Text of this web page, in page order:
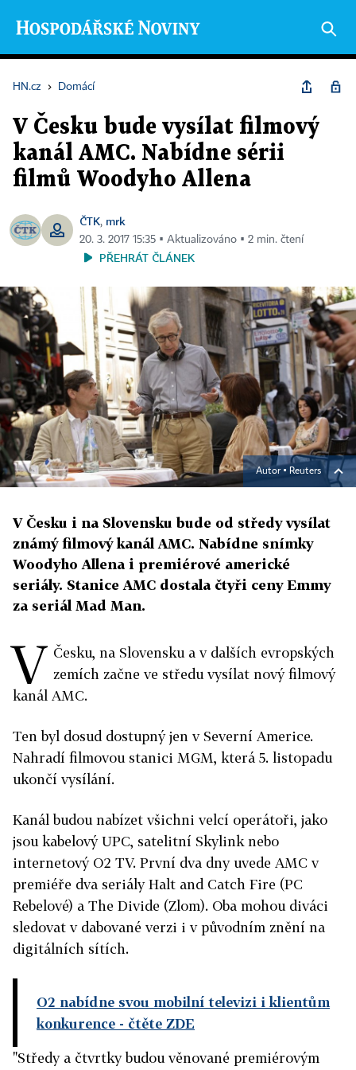
HN.cz › Domácí
V Česku bude vysílat filmový
kanál AMC. Nabídne sérii
filmů Woodyho Allena
ČTK, mrk
20. 3. 2017 15:35 ▪ Aktualizováno ▪ 2 min. čtení
PŘEHRÁT ČLÁNEK
Autor ▪ Reuters
V Česku i na Slovensku bude od středy vysílat
známý filmový kanál AMC. Nabídne snímky
Woodyho Allena i premiérové americké
seriály. Stanice AMC dostala čtyři ceny Emmy
za seriál Mad Man.
V Česku, na Slovensku a v dalších evropských
zemích začne ve středu vysílat nový filmový
kanál AMC.
Ten byl dosud dostupný jen v Severní Americe.
Nahradí filmovou stanici MGM, která 5. listopadu
ukončí vysílání.
Kanál budou nabízet všichni velcí operátoři, jako
jsou kabelový UPC, satelitní Skylink nebo
internetový O2 TV. První dva dny uvede AMC v
premiéře dva seriály Halt and Catch Fire (PC
Rebelové) a The Divide (Zlom). Oba mohou diváci
sledovat v dabované verzi i v původním znění na
digitálních sítích.
O2 nabídne svou mobilní televizi i klientům
konkurence - čtěte ZDE
"Středy a čtvrtky budou věnované premiérovým